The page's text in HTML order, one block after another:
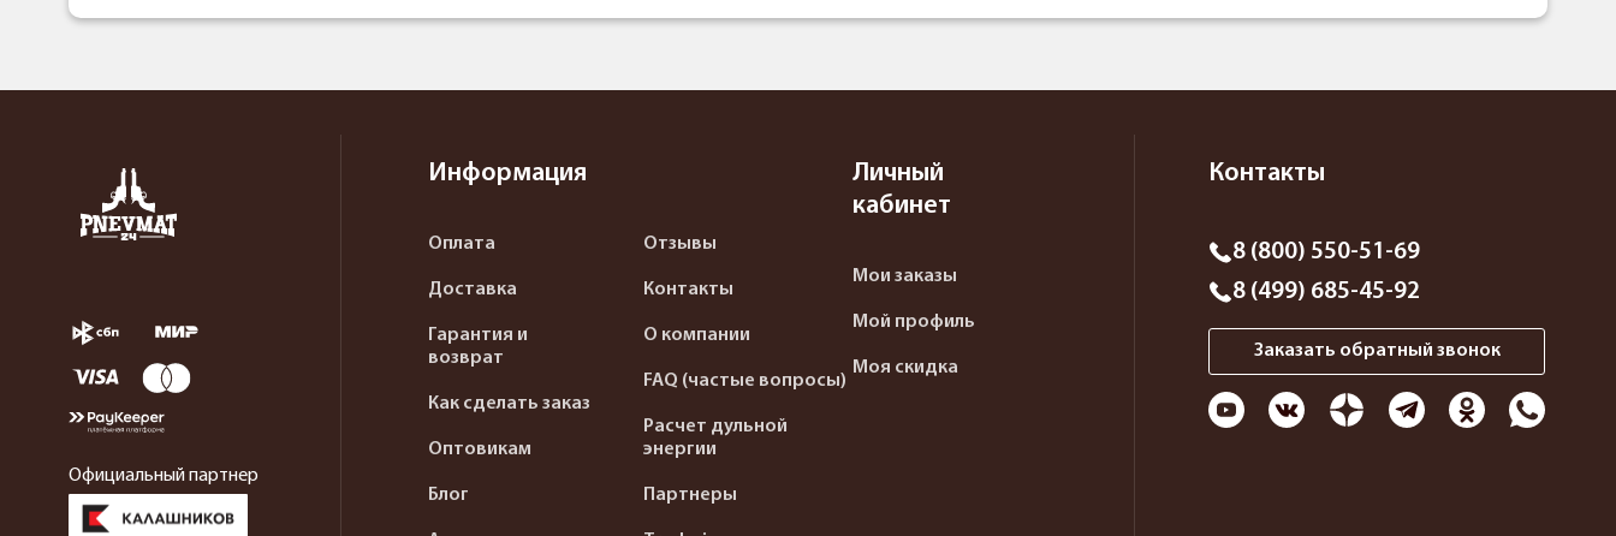
Официальный партнер
Информация
Оплата
Доставка
Гарантия и
возврат
Как сделать заказ
Оптовикам
Блог
Отзывы
Контакты
О компании
FAQ (частые вопросы)
Расчет дульной
энергии
Партнеры
Личный
кабинет
Мои заказы
Мой профиль
Моя скидка
Контакты
8 (800) 550-51-69
8 (499) 685-45-92
Заказать обратный звонок